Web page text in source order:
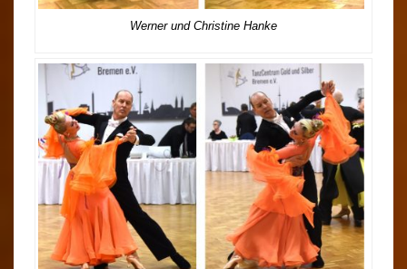
Werner und Christine Hanke